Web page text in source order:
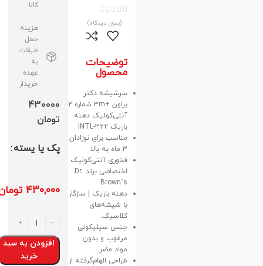





(بدون دیدگاه)
توضیحات
محصول
سرشیشه دکتر
براون +3m شماره 2
آنتی‌کولیک دهنه
باریک 322-INTL
مناسب برای نوزادان
3 ماه به بالا.
فناوری آنتی‌کولیک
اختصاصی برند Dr.
Brown’s
دهنه باریک | سازگار
با شیشه‌های
کلاسیک.
جنس سیلیکونی
مرغوب و بدون
مواد مضر.
طراحی الهام‌گرفته از
کالا
هزینه
حمل
طبقات
به
عهده
خریدار
430000
تومان
پک یا یسته
430,000
افزودن به سبد
خرید